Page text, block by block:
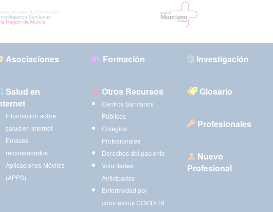
Asociaciones Formación Investigación
Salud en
Información sobre
salud en internet
Enlaces
recomendados
Aplicaciones Móviles
(APPS)
Otros Recursos
Centros Sanitarios
Públicos
Colegios
Profesionales
Derechos del paciente
Voluntades
Anticipadas
Enfermedad por
coronavirus COVID-19
Glosario
Profesionales
Nuevo
Profesional